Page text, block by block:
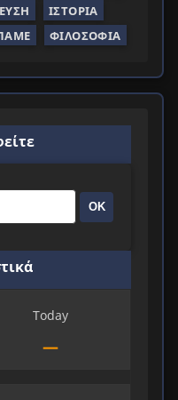
ΙΣΤΟΡΊΑ
ΦΙΛΟΣΟΦΊΑ
ΟΚ
Today
—